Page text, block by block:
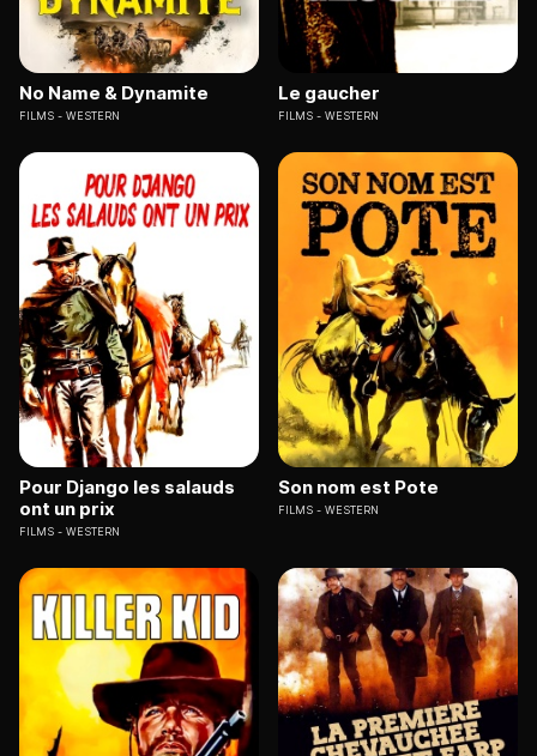
No Name & Dynamite
FILMS WESTERN
Le gaucher
FILMS WESTERN
Pour Django les salauds
ont un prix
FILMS WESTERN
Son nom est Pote
FILMS WESTERN